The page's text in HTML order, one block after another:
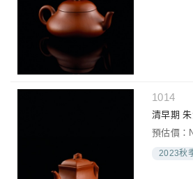
1014
清早期
預估價：
2023秋